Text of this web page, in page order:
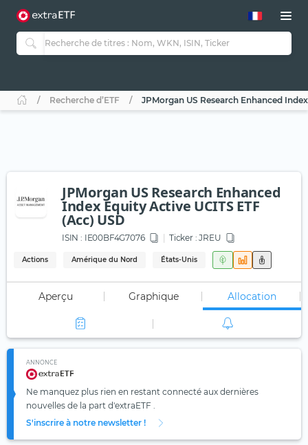
Recherche d’ETF JPMorgan US Research Enhanced
JPMorgan US Research Enhanced
Index Equity Active UCITS ETF
(Acc) USD
ISIN : IE00BF4G7076 Ticker : JREU
Actions Amérique du Nord États-Unis
Aperçu Graphique Allocation
ANNONCE
Ne manquez plus rien en restant connecté aux dernières
nouvelles de la part d'extraETF .
S'inscrire à notre newsletter !